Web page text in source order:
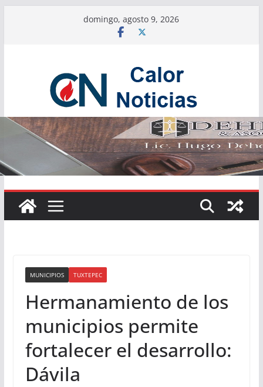
domingo, agosto 9, 2026
MUNICIPIOS TUXTEPEC
Hermanamiento de los
municipios permite
fortalecer el desarrollo:
Dávila